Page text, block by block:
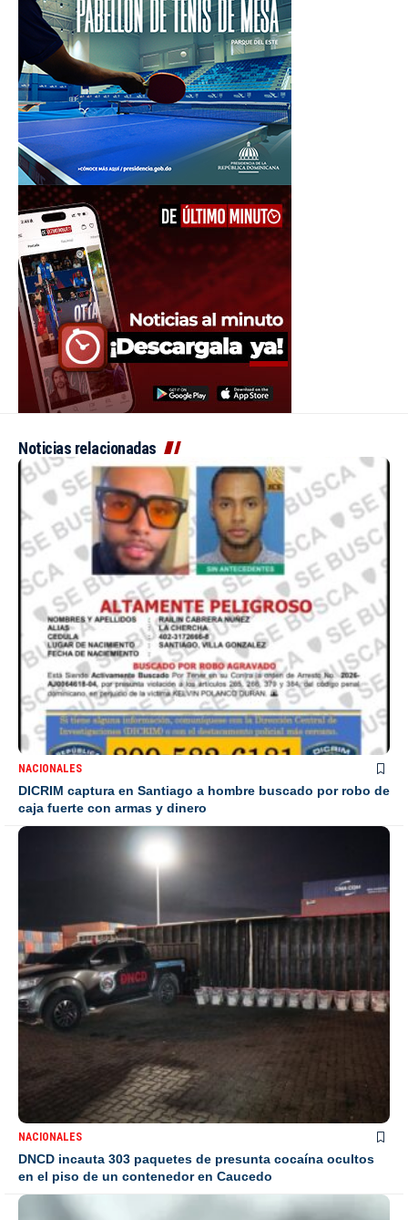
Noticias relacionadas
NACIONALES
DICRIM captura en Santiago a hombre buscado por robo de
caja fuerte con armas y dinero
NACIONALES
DNCD incauta 303 paquetes de presunta cocaína ocultos
en el piso de un contenedor en Caucedo